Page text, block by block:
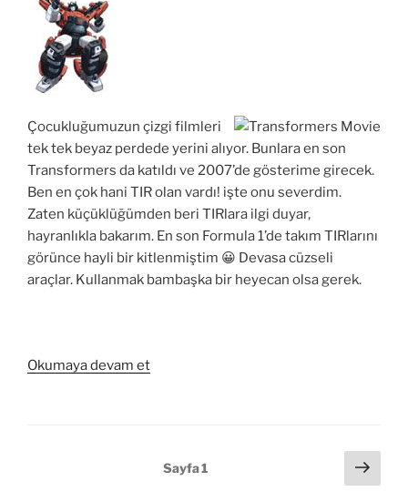
Çocukluğumuzun çizgi filmleri
tek tek beyaz perdede yerini alıyor. Bunlara en son
Transformers da katıldı ve 2007’de gösterime girecek.
Ben en çok hani TIR olan vardı! işte onu severdim.
Zaten küçüklüğümden beri TIRlara ilgi duyar,
hayranlıkla bakarım. En son Formula 1’de takım TIRlarını
görünce hayli bir kitlenmiştim 😀 Devasa cüzseli
araçlar. Kullanmak bambaşka bir heyecan olsa gerek.
Okumaya devam et“Transformers
Sayfa1